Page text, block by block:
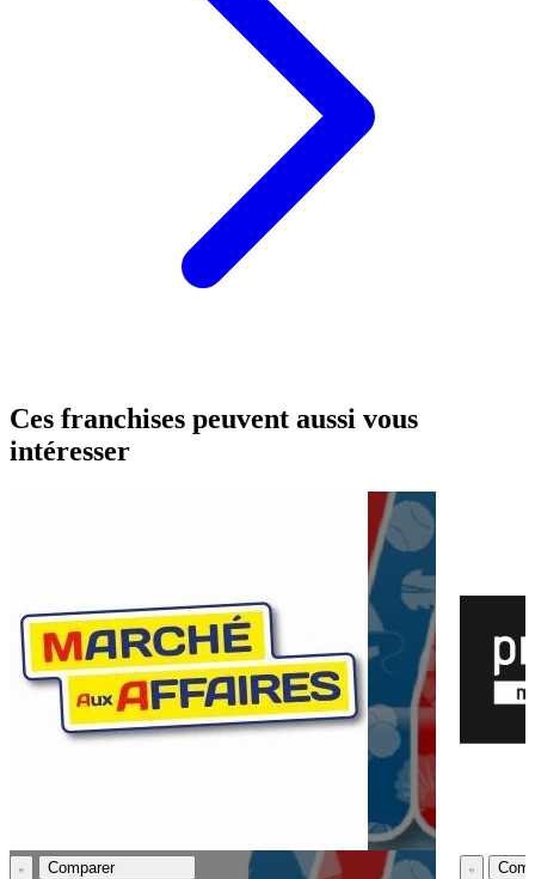
Ces franchises peuvent aussi vous
intéresser
Comparer